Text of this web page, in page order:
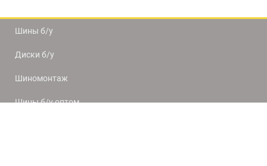
Шины б/у
Диски б/у
Шиномонтаж
Шины б/у оптом